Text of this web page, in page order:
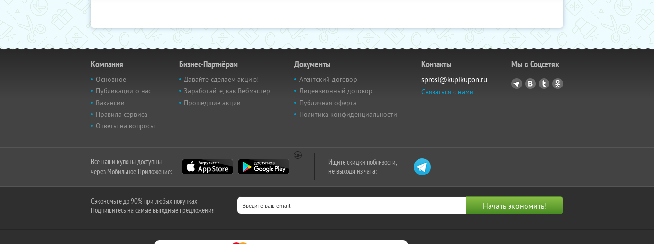
Компания
Основное
Публикации о нас
Вакансии
Правила сервиса
Ответы на вопросы
Бизнес-Партнёрам
Давайте сделаем акцию!
Заработайте, как Вебмастер
Прошедшие акции
Документы
Агентский договор
Лицензионный договор
Публичная оферта
Политика конфиденциальности
Контакты
sprosi@kupikupon.ru
Связаться с нами
Мы в Соцсетях
Все наши купоны доступны
через Мобильное Приложение:
Ищите скидки поблизости,
не выходя из чата:
Сэкономьте до 90% при любых покупках
Подпишитесь на самые выгодные предложения